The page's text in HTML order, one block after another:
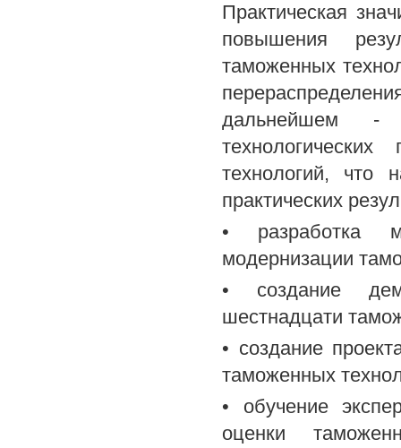
Практическая
повышения
таможенных
дальнейшем -
технологий, что
практических
• разработка
модернизации
• создание
шестнадцати
• создание
таможенных
• обучение
оценки